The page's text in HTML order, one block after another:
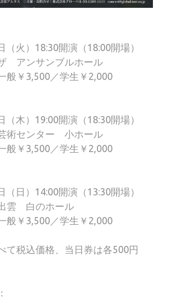
火）18:30開演（18:00開場）
アンサンブルホール
￥3,500／学生￥2,000
木）19:00開演（18:30開場）
術センター 小ホール
￥3,500／学生￥2,000
日）14:00開演（13:30開場）
雲 白のホール
￥3,500／学生￥2,000
て税込価格、当日券は各500円